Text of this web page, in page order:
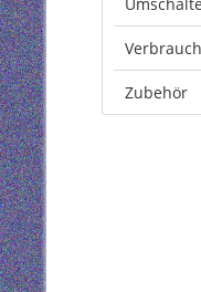
Zubehör